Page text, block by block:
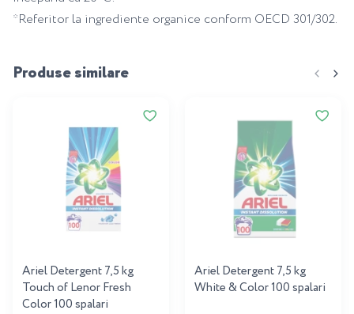
*Referitor la ingrediente organice conform OECD 301/302.
Produse similare
Ariel Detergent 7,5 kg
Touch of Lenor Fresh
Color 100 spalari
Ariel Detergent 7,5 kg
White & Color 100 spalari